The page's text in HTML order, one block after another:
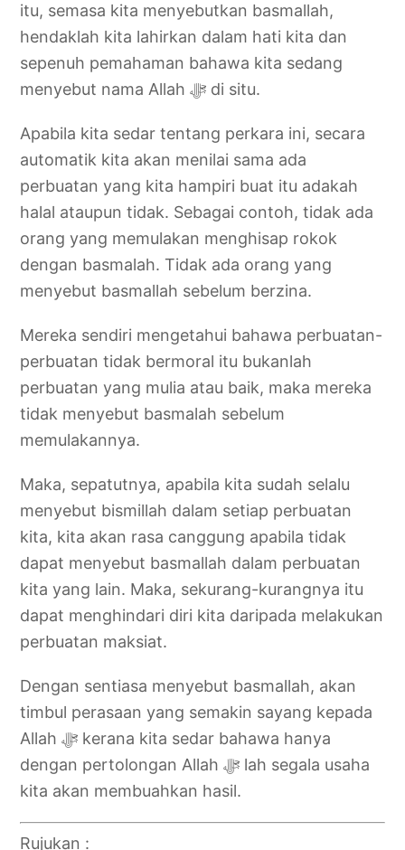
itu, semasa kita menyebutkan basmallah,
hendaklah kita lahirkan dalam hati kita dan
sepenuh pemahaman bahawa kita sedang
menyebut nama Allah ‎ﷻ di situ.
Apabila kita sedar tentang perkara ini, secara
automatik kita akan menilai sama ada
perbuatan yang kita hampiri buat itu adakah
halal ataupun tidak. Sebagai contoh, tidak ada
orang yang memulakan menghisap rokok
dengan basmalah. Tidak ada orang yang
menyebut basmallah sebelum berzina.
Mereka sendiri mengetahui bahawa perbuatan-
perbuatan tidak bermoral itu bukanlah
perbuatan yang mulia atau baik, maka mereka
tidak menyebut basmalah sebelum
memulakannya.
Maka, sepatutnya, apabila kita sudah selalu
menyebut bismillah dalam setiap perbuatan
kita, kita akan rasa canggung apabila tidak
dapat menyebut basmallah dalam perbuatan
kita yang lain. Maka, sekurang-kurangnya itu
dapat menghindari diri kita daripada melakukan
perbuatan maksiat.
Dengan sentiasa menyebut basmallah, akan
timbul perasaan yang semakin sayang kepada
Allah ‎ﷻ kerana kita sedar bahawa hanya
dengan pertolongan Allah ‎ﷻ lah segala usaha
kita akan membuahkan hasil.
Rujukan :